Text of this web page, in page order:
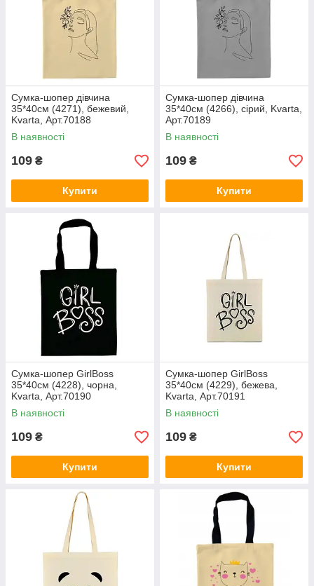
Сумка-шопер дівчина
35*40см (4271), бежевий,
Kvarta, Арт.70188
В наявності
109 ₴
Купити
Сумка-шопер дівчина
35*40см (4266), сірий, Kvarta,
Арт.70189
В наявності
109 ₴
Купити
Сумка-шопер GirlBoss
35*40см (4228), чорна,
Kvarta, Арт.70190
В наявності
109 ₴
Купити
Сумка-шопер GirlBoss
35*40см (4229), бежева,
Kvarta, Арт.70191
В наявності
109 ₴
Купити